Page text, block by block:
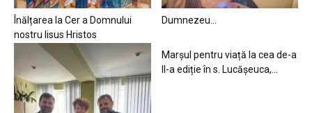
Înălțarea la Cer a Domnului
nostru Iisus Hristos
Dumnezeu…
Marșul pentru viață la cea de-a
II-a ediție în s. Lucășeuca,...